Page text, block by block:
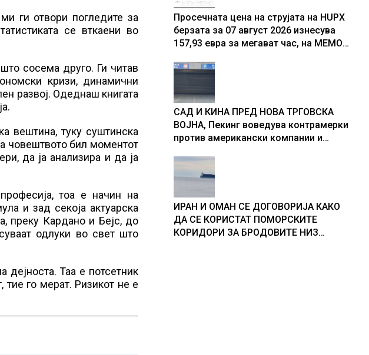
ги отвори погледите за
се вткаени во
сосема друго. Ги читав
кризи, динамични
развој. Одеднаш книгата
вештина, туку суштинска
човештвото бил моментот
да ја анализира и да ја
тоа е начин на
и зад секоја актуарска
преку Кардано и Бејс, до
одлуки во свет што
дејноста. Таа е потсетник
тие го мерат. Ризикот не е
Просечната цена на струјата на HUPX
берзата за 07 август 2026 изнесува
157,93 евра за мегават час, на МЕМО
САД И КИНА ПРЕД НОВА ТРГОВСКА
ВОЈНА, Пекинг воведува контрамерки
против американски компании и
ИРАН И ОМАН СЕ ДОГОВОРИЈА КАКО
ДА СЕ КОРИСТАТ ПОМОРСКИТЕ
КОРИДОРИ ЗА БРОДОВИТЕ НИЗ